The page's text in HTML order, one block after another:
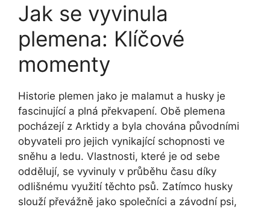
Jak se vyvinula
plemena: Klíčové
momenty
Historie plemen jako je malamut a husky je
fascinující a plná překvapení. Obě plemena
pocházejí z Arktidy a byla chována původními
obyvateli pro jejich vynikající schopnosti ve
sněhu a ledu. Vlastnosti, které je od sebe
oddělují, se vyvinuly v průběhu času díky
odlišnému využití těchto psů. Zatímco husky
slouží převážně jako společníci a závodní psi,